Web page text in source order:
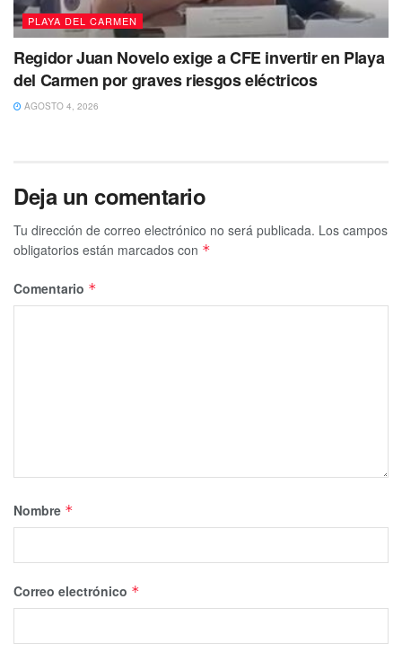
PLAYA DEL CARMEN
Regidor Juan Novelo exige a CFE invertir en Playa
del Carmen por graves riesgos eléctricos
AGOSTO 4, 2026
Deja un comentario
Tu dirección de correo electrónico no será publicada. Los campos
obligatorios están marcados con *
Comentario *
Nombre *
Correo electrónico *